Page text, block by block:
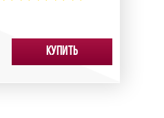
Купить